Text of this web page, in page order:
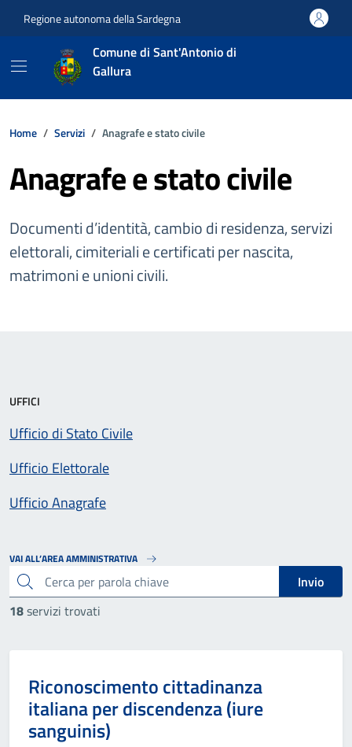
Regione autonoma della Sardegna
Comune di Sant'Antonio di
Gallura
Home Servizi Anagrafe e stato civile
Anagrafe e stato civile
Documenti d’identità, cambio di residenza, servizi
elettorali, cimiteriali e certificati per nascita,
matrimoni e unioni civili.
cerca
Invio
18servizi trovati
Categoria:
Riconoscimento cittadinanza
italiana per discendenza (iure
sanguinis)
UFFICI
Ufficio di Stato Civile
Ufficio Elettorale
Ufficio Anagrafe
VAI ALL’AREA AMMINISTRATIVA